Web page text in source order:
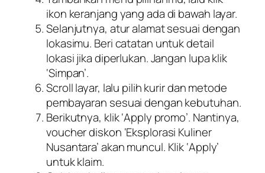
ikon keranjang yang ada di bawah layar.
Selanjutnya, atur alamat sesuai dengan
lokasimu. Beri catatan untuk detail
lokasi jika diperlukan. Jangan lupa klik
‘Simpan’.
Scroll layar, lalu pilih kurir dan metode
pembayaran sesuai dengan kebutuhan.
Berikutnya, klik ‘Apply promo’. Nantinya,
voucher diskon ‘Eksplorasi Kuliner
Nusantara’ akan muncul. Klik ‘Apply’
untuk klaim.